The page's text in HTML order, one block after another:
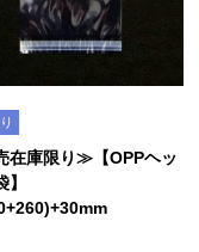
在庫限り≫【OPPヘッ